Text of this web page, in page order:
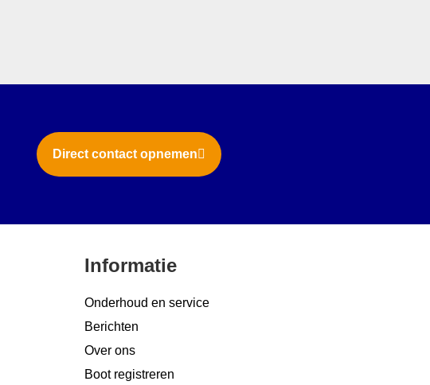
Direct contact opnemen
Informatie
Onderhoud en service
Berichten
Over ons
Boot registreren